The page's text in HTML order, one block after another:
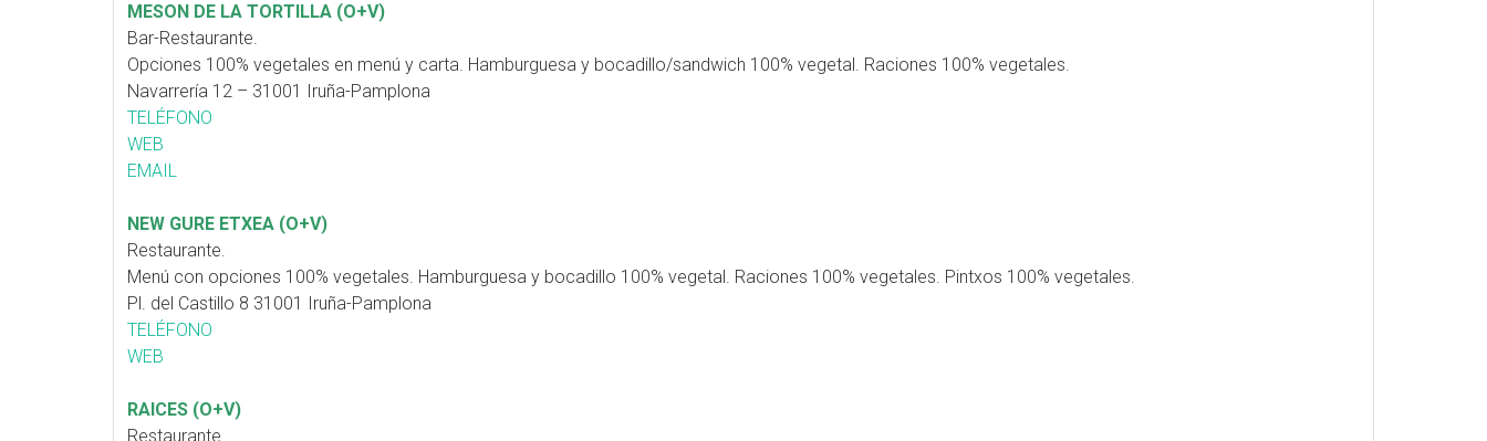
MESON DE LA TORTILLA (O+V)
Bar-Restaurante.
Opciones 100% vegetales en menú y carta. Hamburguesa y bocadillo/sandwich 100% vegetal. Raciones 100% vegetales.
Navarrería 12 – 31001 Iruña-Pamplona
TELÉFONO
WEB
EMAIL
NEW GURE ETXEA (O+V)
Restaurante.
Menú con opciones 100% vegetales. Hamburguesa y bocadillo 100% vegetal. Raciones 100% vegetales. Pintxos 100% vegetales.
Pl. del Castillo 8 31001 Iruña-Pamplona
TELÉFONO
WEB
RAICES (O+V)
Restaurante.